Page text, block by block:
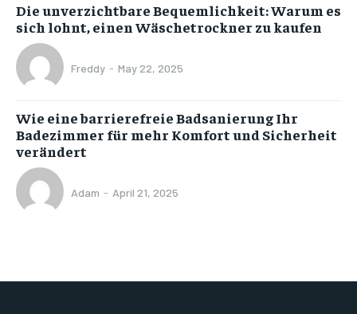
Die unverzichtbare Bequemlichkeit: Warum es
sich lohnt, einen Wäschetrockner zu kaufen
Freddy - May 22, 2025
Wie eine barrierefreie Badsanierung Ihr
Badezimmer für mehr Komfort und Sicherheit
verändert
Adam - April 21, 2025